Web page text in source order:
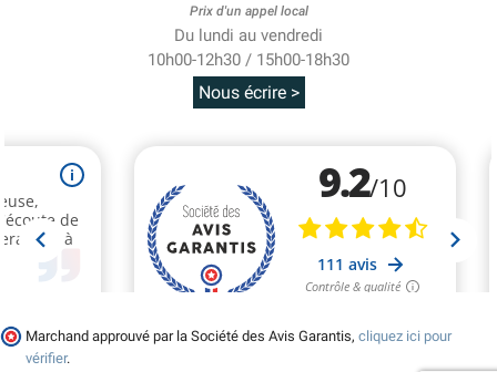
Prix d'un appel local
Du lundi au vendredi
10h00-12h30 / 15h00-18h30
Nous écrire >
Marchand approuvé par la Société des Avis Garantis, cliquez ici pour
vérifier.